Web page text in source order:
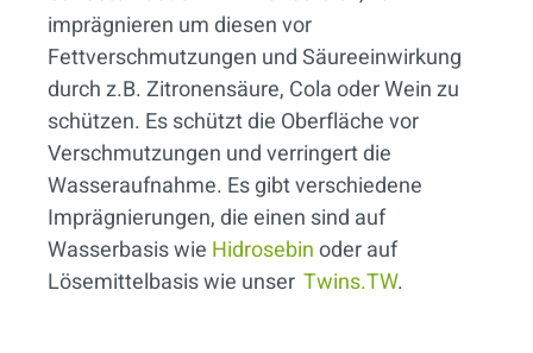
imprägnieren um diesen vor
Fettverschmutzungen und Säureeinwirkung
durch z.B. Zitronensäure, Cola oder Wein zu
schützen. Es schützt die Oberfläche vor
Verschmutzungen und verringert die
Wasseraufnahme. Es gibt verschiedene
Imprägnierungen, die einen sind auf
Wasserbasis wie Hidrosebinoder auf
Lösemittelbasis wie unser Twins.TW.